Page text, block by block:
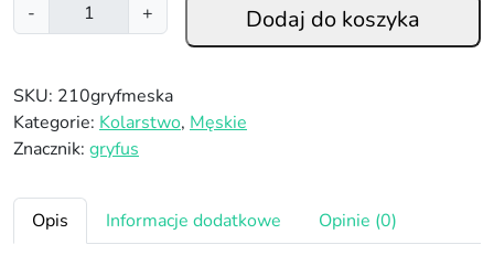
-
l
ś
ć
K
u
+ Dodaj do koszyka
SKU: 210gryfmeska
Kategorie: Kolarstwo, Męskie
Znacznik: gryfus
Opis Informacje dodatkowe Opinie (0)